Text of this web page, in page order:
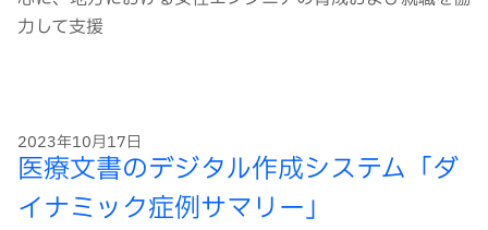
力して支援
2023年10月17日
医療文書のデジタル作成システム「ダ
イナミック症例サマリー」